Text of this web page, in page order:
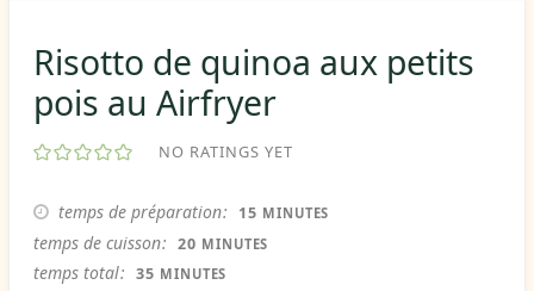
Risotto de quinoa aux petits
pois au Airfryer
NO RATINGS YET
temps de préparation 15 MINUTES
MINUTES
temps de cuisson 20 MINUTES
MINUTES
temps total 35 MINUTES
MINUTES